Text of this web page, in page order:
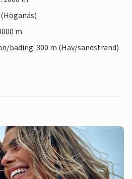
m
bading: 300 m (Hav/sandstrand)